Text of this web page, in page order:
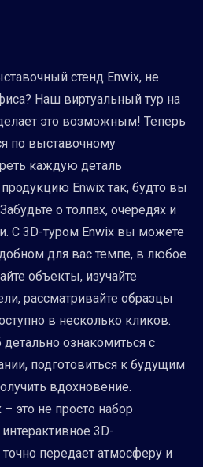
стенд Enwix, не
Наш виртуальный тур на
это возможным! Теперь
по выставочному
каждую деталь
Enwix так, будто вы
о толпах, очередях и
С 3D-туром Enwix вы можете
для вас темпе, в любое
объекты, изучайте
рассматривайте образцы
в несколько кликов.
ознакомиться с
подготовиться к будущим
вдохновение.
это не просто набор
3D-
точно передает атмосферу и